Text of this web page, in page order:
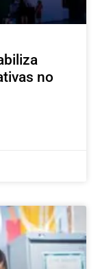
no